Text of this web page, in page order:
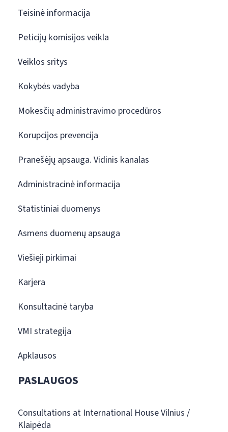
Teisinė informacija
Peticijų komisijos veikla
Veiklos sritys
Kokybės vadyba
Mokesčių administravimo procedūros
Korupcijos prevencija
Pranešėjų apsauga. Vidinis kanalas
Administracinė informacija
Statistiniai duomenys
Asmens duomenų apsauga
Viešieji pirkimai
Karjera
Konsultacinė taryba
VMI strategija
Apklausos
PASLAUGOS
Consultations at International House Vilnius /
Klaipėda